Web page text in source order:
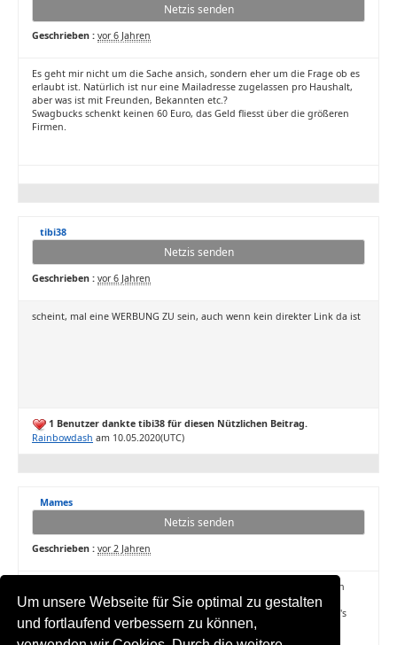
Um unsere Webseite für Sie optimal zu gestalten
und fortlaufend verbessern zu können,
Netzis senden
Geschrieben : vor 6 Jahren
Es geht mir nicht um die Sache ansich, sondern eher um die Frage ob es
erlaubt ist. Natürlich ist nur eine Mailadresse zugelassen pro Haushalt,
aber was ist mit Freunden, Bekannten etc.?
Swagbucks schenkt keinen 60 Euro, das Geld fliesst über die größeren
Firmen.
tibi38
Netzis senden
Geschrieben : vor 6 Jahren
scheint, mal eine WERBUNG ZU sein, auch wenn kein direkter Link da ist
1 Benutzer dankte tibi38 für diesen Nützlichen Beitrag.
Rainbowdash am 10.05.2020(UTC)
Mames
Netzis senden
Geschrieben : vor 2 Jahren
Ich würde das lassen. Mehrere E-Mail-Adressen zu benutzen, um sich
mehrfach anzumelden, klingt nach einem Verstoß gegen die
Nutzungsbedingungen, und das kann Ärger geben. Sicher, jetzt hat's
geklappt, aber es ist riskant.